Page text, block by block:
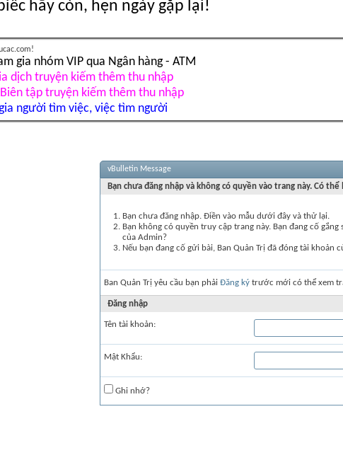
hãy còn, hẹn ngày gặp lại!
gia nhóm VIP qua Ngân hàng - ATM
dịch truyện kiếm thêm thu nhập
tập truyện kiếm thêm thu nhập
người tìm việc, việc tìm người
vBulletin Message
Bạn chưa đăng nhập và không có quyền vào trang này. Có
Bạn chưa đăng nhập. Điền vào mẫu dưới đây và thử lại.
Bạn không có quyền truy cập trang này. Bạn đang cố
của Admin?
Nếu bạn đang cố gửi bài, Ban Quản Trị đã đóng tài khoản
Ban Quản Trị yêu cầu bạn phải Đăng ký trước mới có thể xem
Đăng nhập
Tên tài khoản:
Mật Khẩu:
Ghi nhớ?